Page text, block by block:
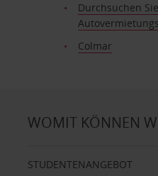
Durchsuchen
Colmar
WOMIT KÖNNEN
STUDENTENANGEBOT